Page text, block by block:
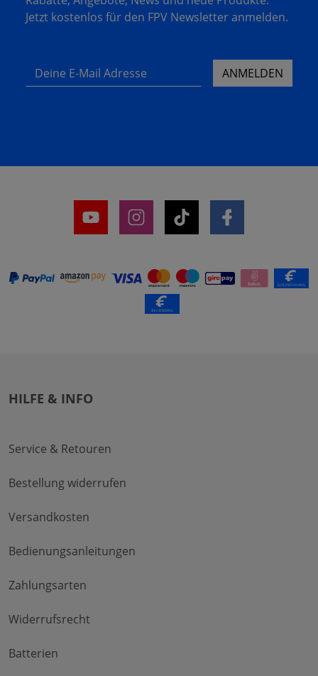
Jetzt kostenlos für den FPV Newsletter anmelden.
Deine E-Mail Adresse ANMELDEN
HILFE & INFO
Service & Retouren
Bestellung widerrufen
Versandkosten
Bedienungsanleitungen
Zahlungsarten
Widerrufsrecht
Batterien